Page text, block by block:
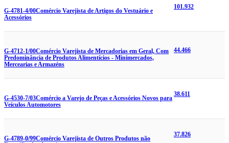
G-4781-4/00Comércio Varejista de Artigos do Vestuário e
Acessórios
101.932
G-4712-1/00Comércio Varejista de Mercadorias em Geral, Com
Predominância de Produtos Alimentícios - Minimercados,
Mercearias e Armazéns
44.466
G-4530-7/03Comércio a Varejo de Peças e Acessórios Novos para
Veículos Automotores
38.611
G-4789-0/99Comércio Varejista de Outros Produtos não
37.826